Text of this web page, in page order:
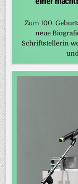
Zum 100.
neue
Schriftstellerin